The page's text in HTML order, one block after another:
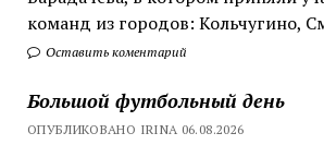
команд из городов: Кольчугино,
Оставить коментарий
Большой футбольный день
ОПУБЛИКОВАНО IRINA 06.08.2026